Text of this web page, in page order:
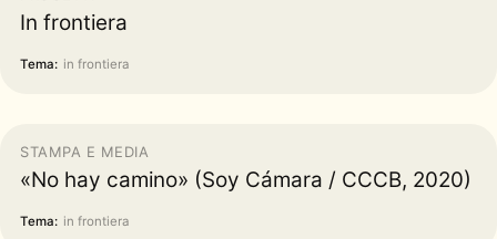
In frontiera
Tema: in frontiera
STAMPA E MEDIA
«No hay camino» (Soy Cámara / CCCB, 2020)
Tema: in frontiera